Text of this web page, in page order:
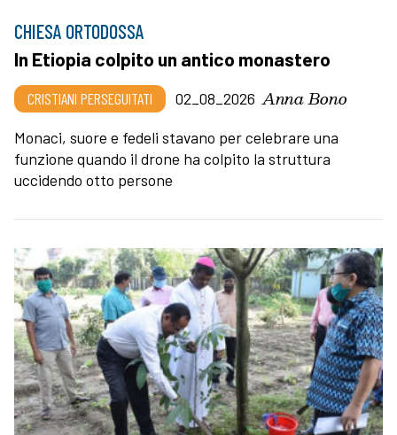
CHIESA ORTODOSSA
In Etiopia colpito un antico monastero
CRISTIANI PERSEGUITATI 02_08_2026 Anna Bono
Monaci, suore e fedeli stavano per celebrare una
funzione quando il drone ha colpito la struttura
uccidendo otto persone